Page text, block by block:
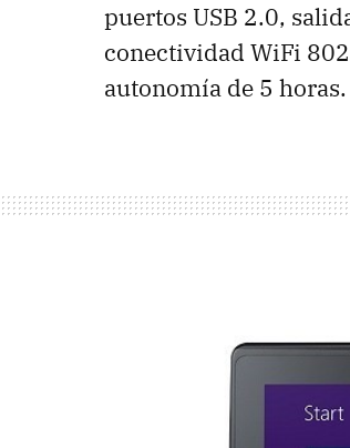
puertos USB 2.0,
conectividad WiFi
autonomía de 5 horas.